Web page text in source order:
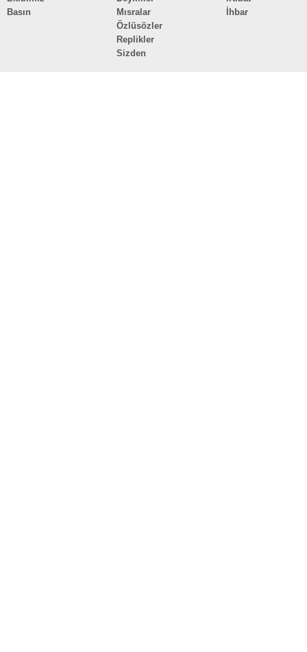
Basın
Mısralar
Özlüsözler
Replikler
Sizden
İhbar